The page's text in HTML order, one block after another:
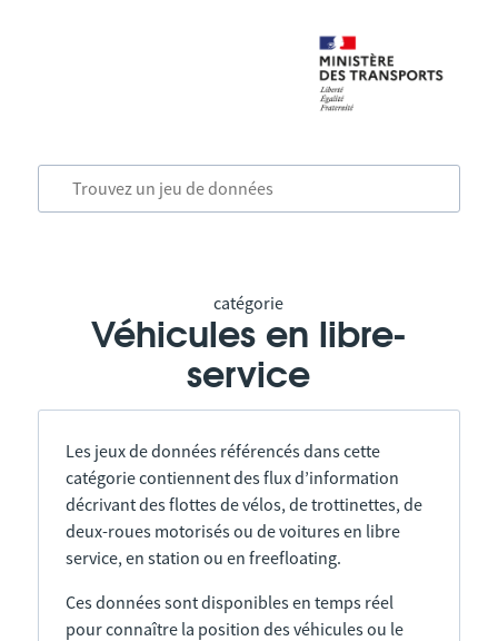
catégorie
Véhicules en libre-
service
Les jeux de données référencés dans cette
catégorie contiennent des flux d’information
décrivant des flottes de vélos, de trottinettes, de
deux-roues motorisés ou de voitures en libre
service, en station ou en freefloating.
Ces données sont disponibles en temps réel
pour connaître la position des véhicules ou le